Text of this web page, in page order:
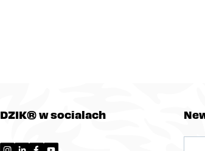
DZIK® w socialach